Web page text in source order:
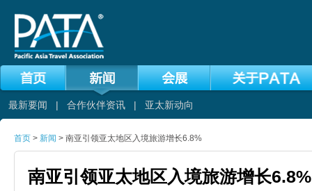
最新要闻 | 合作伙伴资讯 | 亚太新动向
首页 > 新闻 > 南亚引领亚太地区入境旅游增长6.8%
南亚引领亚太地区入境旅游增长6.8%